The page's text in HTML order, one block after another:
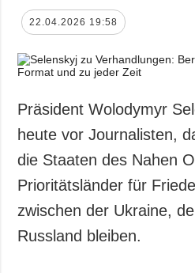
22.04.2026 19:58
Präsident Wolodymyr
heute vor Journalisten,
die Staaten des Nahen
Prioritätsländer für
zwischen der Ukraine,
Russland bleiben.